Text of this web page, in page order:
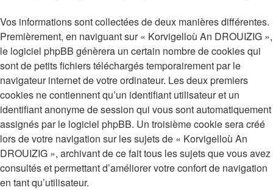
Vos informations sont collectées de deux manières différentes.
Premièrement, en naviguant sur « Korvigelloù An DROUIZIG »,
le logiciel phpBB génèrera un certain nombre de cookies qui
sont de petits fichiers téléchargés temporairement par le
navigateur internet de votre ordinateur. Les deux premiers
cookies ne contiennent qu’un identifiant utilisateur et un
identifiant anonyme de session qui vous sont automatiquement
assignés par le logiciel phpBB. Un troisième cookie sera créé
lors de votre navigation sur les sujets de « Korvigelloù An
DROUIZIG », archivant de ce fait tous les sujets que vous avez
consultés et permettant d’améliorer votre confort de navigation
en tant qu’utilisateur.